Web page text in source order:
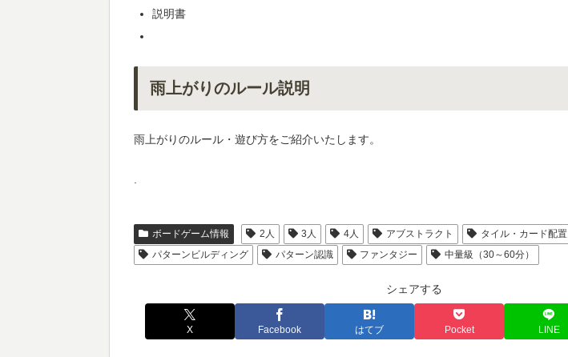
説明書
雨上がりのルール説明
雨上がりのルール・遊び方をご紹介いたします。
.
ボードゲーム情報 2人 3人 4人 アブストラクト
タイル・カード配置
パターンビルディング
パターン認識 ファンタジー 中量級（30～60分）
シェアする
X Facebook はてブ Pocket LINE